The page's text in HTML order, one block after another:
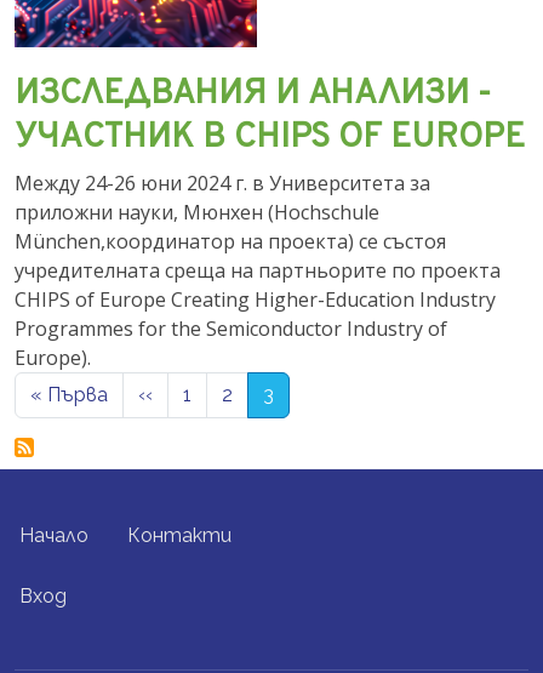
ИЗСЛЕДВАНИЯ И АНАЛИЗИ -
УЧАСТНИК В CHIPS OF EUROPE
Между 24-26 юни 2024 г. в Университета за
приложни науки, Мюнхен (Hochschule
München,координатор на проекта) се състоя
учредителната среща на партньорите по проекта
CHIPS of Europe Creating Higher-Education Industry
Programmes for the Semiconductor Industry of
Europe).
Pagination
« Първа First page
‹‹ Previous page
1 2 3
FOOTER MENU
Начало Контакти
USER ACCOUNT MENU
Вход